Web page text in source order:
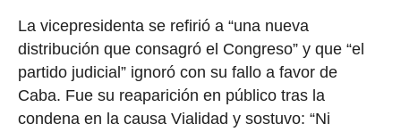
La vicepresidenta se refirió a “una nueva
distribución que consagró el Congreso” y que “el
partido judicial” ignoró con su fallo a favor de
Caba. Fue su reaparición en público tras la
condena en la causa Vialidad y sostuvo: “Ni